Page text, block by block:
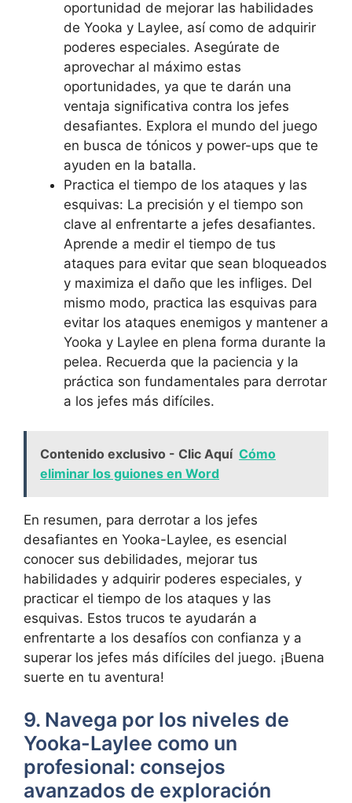
oportunidad de mejorar las habilidades
de Yooka y Laylee, así como de adquirir
poderes especiales. Asegúrate de
aprovechar al máximo estas
oportunidades, ya que te darán una
ventaja significativa contra los jefes
desafiantes. Explora el mundo del juego
en busca de tónicos y power-ups que te
ayuden en la batalla.
Practica el tiempo de los ataques y las
esquivas: La precisión y el tiempo son
clave al enfrentarte a jefes desafiantes.
Aprende a medir el tiempo de tus
ataques para evitar que sean bloqueados
y maximiza el daño que les infliges. Del
mismo modo, practica las esquivas para
evitar los ataques enemigos y mantener a
Yooka y Laylee en plena forma durante la
pelea. Recuerda que la paciencia y la
práctica son fundamentales para derrotar
a los jefes más difíciles.
Contenido exclusivo - Clic Aquí Cómo
eliminar los guiones en Word
En resumen, para derrotar a los jefes
desafiantes en Yooka-Laylee, es esencial
conocer sus debilidades, mejorar tus
habilidades y adquirir poderes especiales, y
practicar el tiempo de los ataques y las
esquivas. Estos trucos te ayudarán a
enfrentarte a los desafíos con confianza y a
superar los jefes más difíciles del juego. ¡Buena
suerte en tu aventura!
9. Navega por los niveles de
Yooka-Laylee como un
profesional: consejos
avanzados de exploración